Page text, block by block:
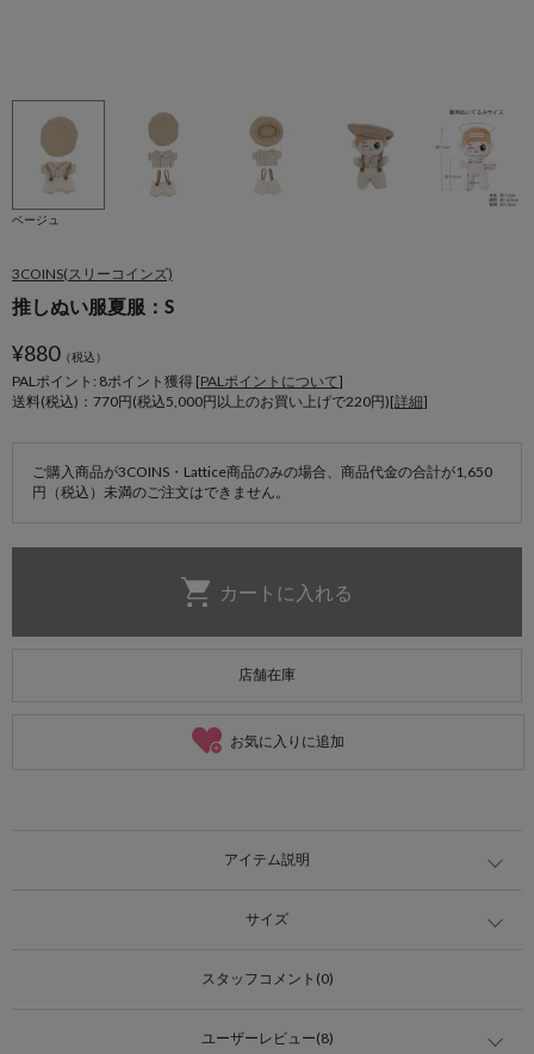
ベージュ
3COINS(スリーコインズ)
推しぬい服夏服：S
¥880（税込）
PALポイント: 8ポイント獲得 [PALポイントについて]
送料(税込)：770円(税込5,000円以上のお買い上げで220円)[詳細]
ご購入商品が3COINS・Lattice商品のみの場合、商品代金の合計が1,650
円（税込）未満のご注文はできません。
店舗在庫
お気に入りに追加
アイテム説明
サイズ
スタッフコメント(0)
ユーザーレビュー(8)